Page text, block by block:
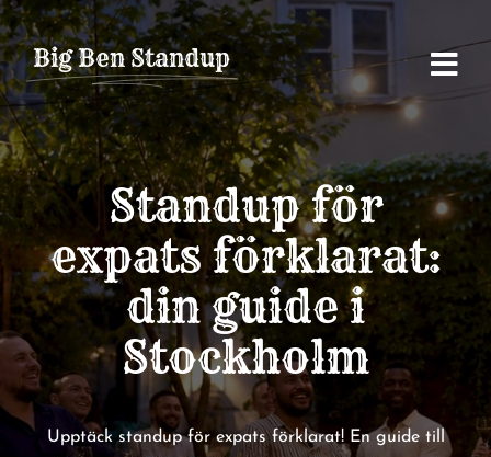
Fortsätt
till
innehållet
Big Ben Standup
Standup för
expats förklarat:
din guide i
Stockholm
Upptäck standup för expats förklarat! En guide till